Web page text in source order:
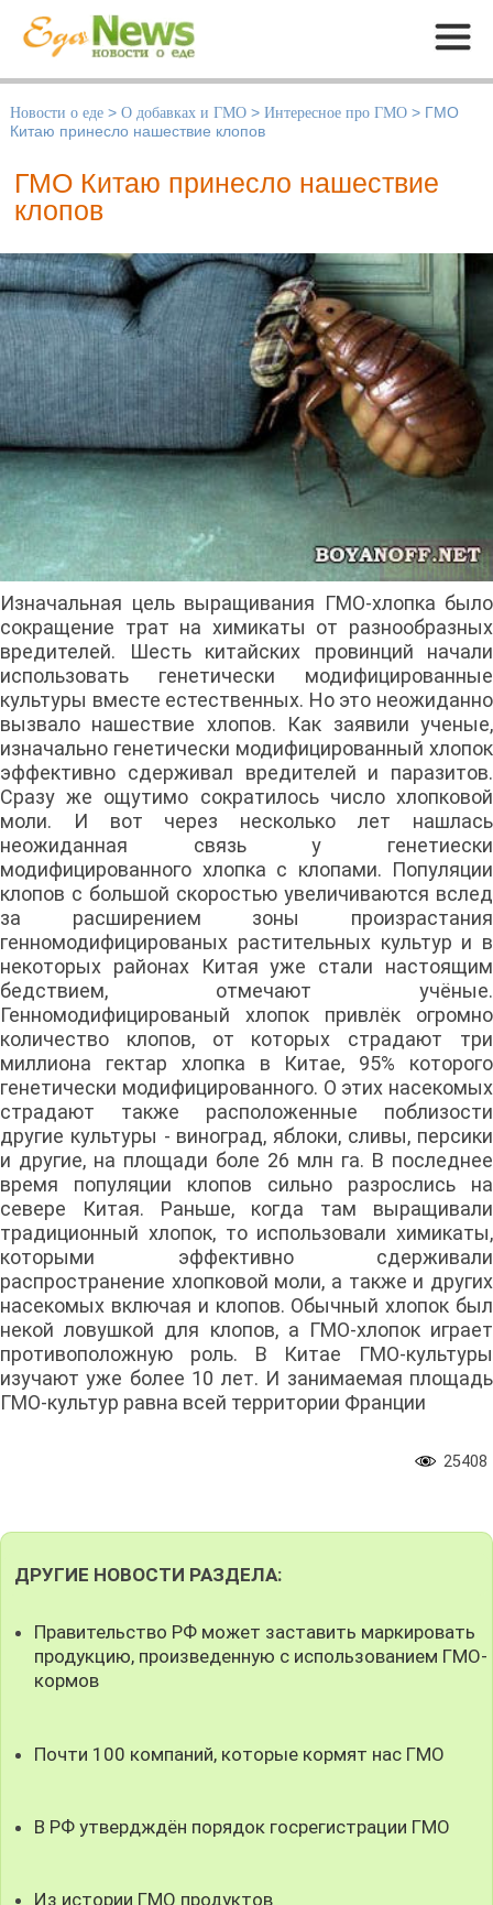
Меню
Новости о еде > О добавках и ГМО > Интересное про ГМО > ГМО
Китаю принесло нашествие клопов
ГМО Китаю принесло нашествие
клопов
Изначальная цель выращивания ГМО-хлопка было
сокращение трат на химикаты от разнообразных
вредителей. Шесть китайских провинций начали
использовать генетически модифицированные
культуры вместе естественных. Но это неожиданно
вызвало нашествие хлопов. Как заявили ученые,
изначально генетически модифицированный хлопок
эффективно сдерживал вредителей и паразитов.
Сразу же ощутимо сократилось число хлопковой
моли. И вот через несколько лет нашлась
неожиданная связь у генетиески
модифицированного хлопка с клопами. Популяции
клопов с большой скоростью увеличиваются вслед
за расширением зоны произрастания
генномодифицированых растительных культур и в
некоторых районах Китая уже стали настоящим
бедствием, отмечают учёные.
Генномодифицированый хлопок привлёк огромно
количество клопов, от которых страдают три
миллиона гектар хлопка в Китае, 95% которого
генетически модифицированного. О этих насекомых
страдают также расположенные поблизости
другие культуры - виноград, яблоки, сливы, персики
и другие, на площади боле 26 млн га. В последнее
время популяции клопов сильно разрослись на
севере Китая. Раньше, когда там выращивали
традиционный хлопок, то использовали химикаты,
которыми эффективно сдерживали
распространение хлопковой моли, а также и других
насекомых включая и клопов. Обычный хлопок был
некой ловушкой для клопов, а ГМО-хлопок играет
противоположную роль. В Китае ГМО-культуры
изучают уже более 10 лет. И занимаемая площадь
ГМО-культур равна всей территории Франции
25408
ДРУГИЕ НОВОСТИ РАЗДЕЛА:
Правительство РФ может заставить маркировать
продукцию, произведенную с использованием ГМО-
кормов
Почти 100 компаний, которые кормят нас ГМО
В РФ утвердждён порядок госрегистрации ГМО
Из истории ГМО продуктов